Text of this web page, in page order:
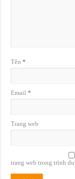
Tên*
Email*
Trang web
trang web trong trình